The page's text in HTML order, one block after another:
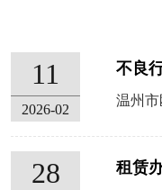
11
2026-02
温州
28 租赁